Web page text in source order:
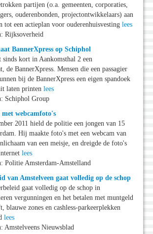
partijen (o.a. gemeenten, corporaties,
ouderenbonden, projectontwikkelaars) aan
tot een actieplan voor ouderenhuisvesting lees
Rijksoverheid
BannerXpress op Schiphol
sinds kort in Aankomsthal 2 een
de BannerXpress. Mensen die een passagier
bij de BannerXpress een eigen spandoek
laten printen lees
Schiphol Group
met webcamfoto's
2011 hield de politie een jongen van 15
Hij maakte foto's met een webcam van
van een meisje, en dreigde de foto's
lees
Politie Amsterdam-Amstelland
van Amstelveen gaat volledig op de schop
gaat volledig op de schop in
vergunningen en het betalen met muntgeld
blauwe zones en cashless-parkeerplekken
lees
Amstelveens Nieuwsblad